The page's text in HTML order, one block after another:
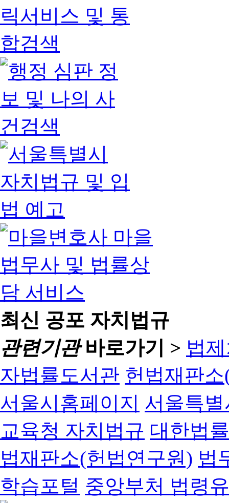
최신 공포 자치법규
관련기관바로가기 > 법
자법률도서관 헌법재판
서울시홈페이지 서울특
교육청 자치법규 대한법
법재판소(헌법연구원) 법
학습포털 중앙부처 법령